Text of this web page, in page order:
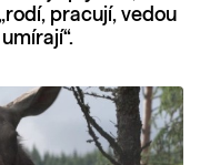
pracují, vedou